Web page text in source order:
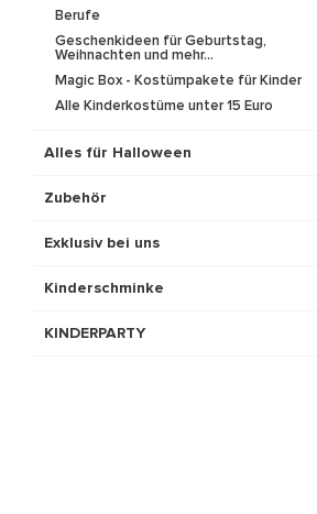
Berufe
Geschenkideen für Geburtstag,
Weihnachten und mehr...
Magic Box - Kostümpakete für Kinder
Alle Kinderkostüme unter 15 Euro
Alles für Halloween
Zubehör
Exklusiv bei uns
Kinderschminke
KINDERPARTY